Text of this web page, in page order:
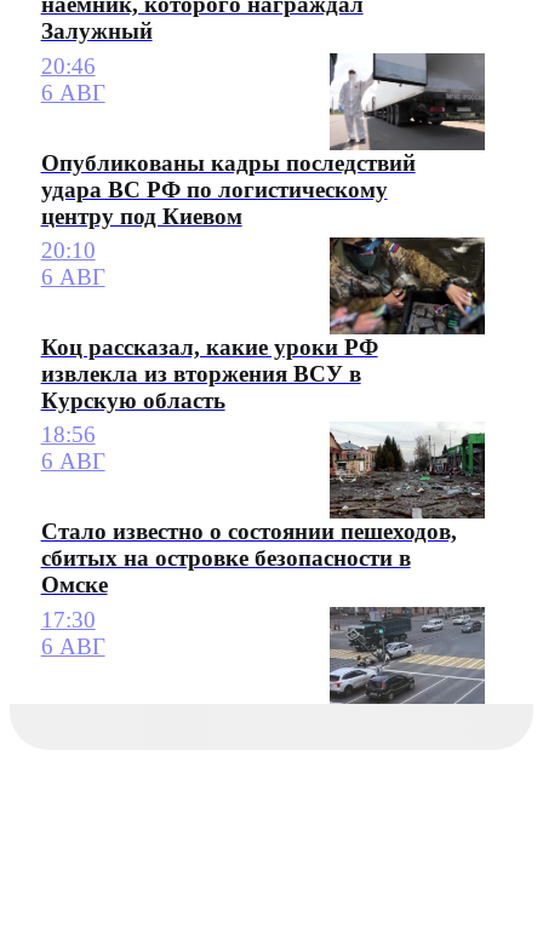
Залужный
20:46
6 АВГ
Опубликованы кадры последствий
удара ВС РФ по логистическому
центру под Киевом
20:10
6 АВГ
Коц рассказал, какие уроки РФ
извлекла из вторжения ВСУ в
Курскую область
18:56
6 АВГ
Стало известно о состоянии пешеходов,
сбитых на островке безопасности в
Омске
17:30
6 АВГ